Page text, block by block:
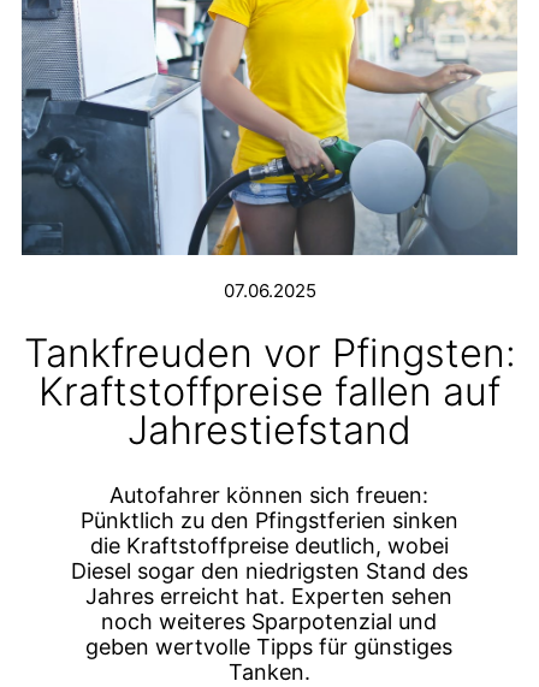
07.06.2025
Tankfreuden vor Pfingsten:
Kraftstoffpreise fallen auf
Jahrestiefstand
Autofahrer können sich freuen:
Pünktlich zu den Pfingstferien sinken
die Kraftstoffpreise deutlich, wobei
Diesel sogar den niedrigsten Stand des
Jahres erreicht hat. Experten sehen
noch weiteres Sparpotenzial und
geben wertvolle Tipps für günstiges
Tanken.